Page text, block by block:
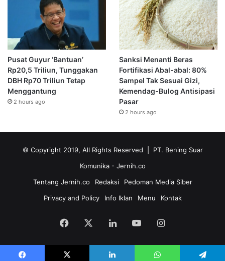
Pusat Guyur ‘Bantuan’
Rp20,5 Triliun, Tunggakan
DBH Rp70 Triliun Tetap
Menggantung
2 hours ago
Sanksi Menanti Beras
Fortifikasi Abal-abal: 80%
Sampel Tak Sesuai Gizi,
Kemendag-Bulog Antisipasi
Pasar
2 hours ago
© Copyright 2019, All Rights Reserved | PT. Bening Suar
Komunika - Jernih.co
Tentang Jernih.co
Redaksi
Pedoman Media Siber
Privacy and Policy
Info Iklan Menu Kontak
Facebook LinkedInYouTubeInstagram